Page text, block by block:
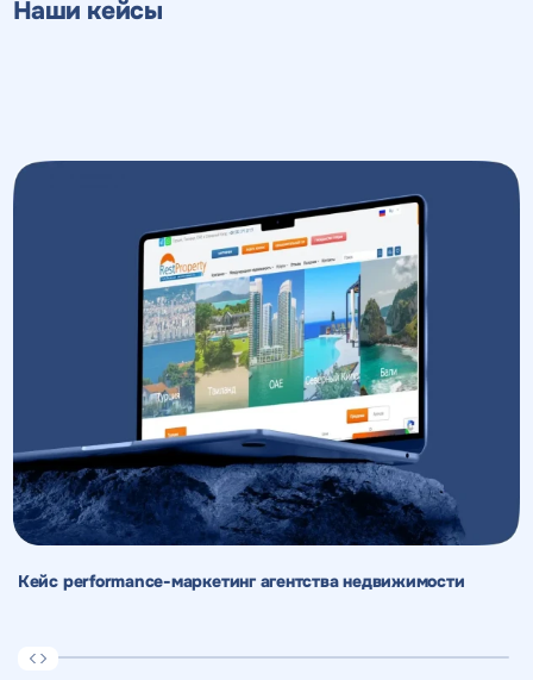
Наши кейсы
Кейс performance-маркетинг агентства недвижимости